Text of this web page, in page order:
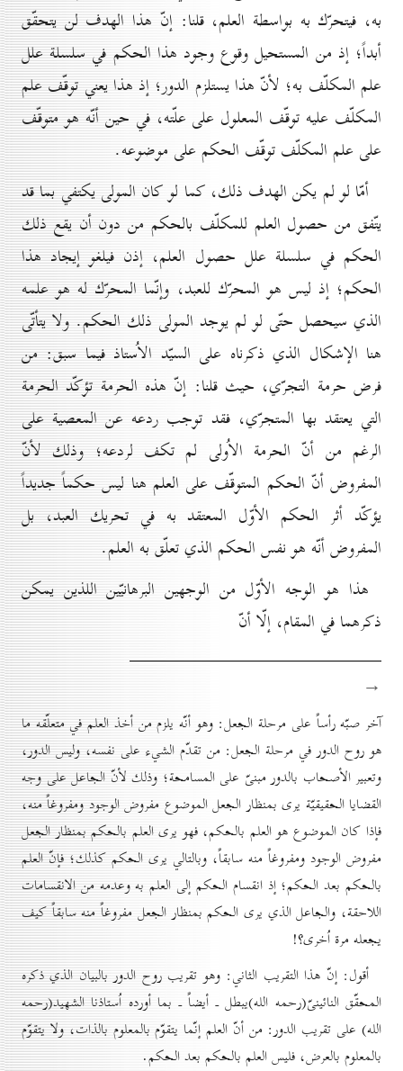
به، فيتحرّك به بواسطة العلم، قلنا: إنّ هذا الهدف لن يتحقّق
أبداً؛ إذ من المستحيل وقوع وجود هذا الحكم في سلسلة علل
علم المكلّف به؛ لأنّ هذا يستلزم الدور؛ إذ هذا يعني توقّف علم
المكلّف عليه توقّف المعلول على علّته، في حين أنّه هو متوقّف
على علم المكلّف توقّف الحكم على موضوعه.
أمّا لو لم يكن الهدف ذلك، كما لو كان المولى يكتفي بما قد
يتّفق من حصول العلم للمكلّف بالحكم من دون أن يقع ذلك
الحكم في سلسلة علل حصول العلم، إذن فيلغو إيجاد هذا
الحكم؛ إذ ليس هو المحرّك للعبد، وإنّما المحرّك له هو علمه
الذي سيحصل حتّى لو لم يوجد المولى ذلك الحكم. ولا يتأتّى
هنا الإشكال الذي ذكرناه على السيّد الاُستاذ فيما سبق: من
فرض حرمة التجرّي، حيث قلنا: إنّ هذه الحرمة تؤكّد الحرمة
التي يعتقد بها المتجرّي، فقد توجب ردعه عن المعصية على
الرغم من أنّ الحرمة الاُولى لم تكف لردعه؛ وذلك لأنّ
المفروض أنّ الحكم المتوقّف على العلم هنا ليس حكماً جديداً
يؤكّد أثر الحكم الأوّل المعتقد به في تحريك العبد، بل
المفروض أنّه هو نفس الحكم الذي تعلّق به العلم.
هذا هو الوجه الأوّل من الوجهين البرهانيّين اللذين يمكن
ذكرهما في المقام، إلّا أنّ
→
آخر صبّه رأساً على مرحلة الجعل: وهو أنّه يلزم من أخذ العلم في متعلّقه ما
هو روح الدور في مرحلة الجعل: من تقدّم الشيء على نفسه، وليس الدور،
وتعبير الأصحاب بالدور مبنىّ على المسامحة؛ وذلك لأنّ الجاعل على وجه
القضايا الحقيقيّة يرى بمنظار الجعل الموضوع مفروض الوجود ومفروغاً منه،
فإذا كان الموضوع هو العلم بالحكم، فهو يرى العلم بالحكم بمنظار الجعل
مفروض الوجود ومفروغاً منه سابقاً، وبالتالي يرى الحكم كذلك؛ فإنّ العلم
بالحكم بعد الحكم؛ إذ انقسام الحكم إلى العلم به وعدمه من الانقسامات
اللاحقة، والجاعل الذي يرى الحكم بمنظار الجعل مفروغاً منه سابقاً كيف
يجعله مرة اُخرى؟!
أقول: إنّ هذا التقريب الثاني: وهو تقريب روح الدور بالبيان الذي ذكره
المحقّق النائينىّ(رحمه الله)يبطل ـ أيضاً ـ بما أورده اُستاذنا الشهيد(رحمه
الله) على تقريب الدور: من أنّ العلم إنّما يتقوّم بالمعلوم بالذات، ولا يتقوّم
بالمعلوم بالعرض، فليس العلم بالحكم بعد الحكم.